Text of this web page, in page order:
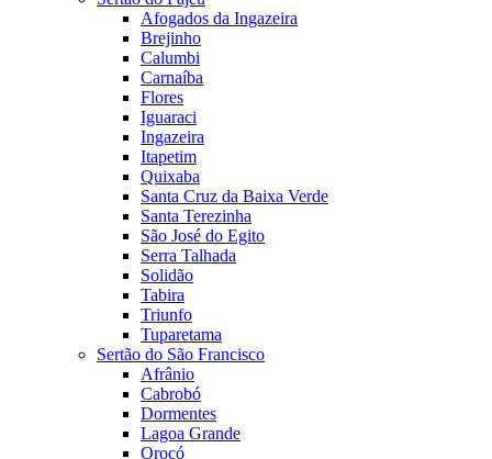
Afogados da Ingazeira
Brejinho
Calumbi
Carnaíba
Flores
Iguaraci
Ingazeira
Itapetim
Quixaba
Santa Cruz da Baixa Verde
Santa Terezinha
São José do Egito
Serra Talhada
Solidão
Tabira
Triunfo
Tuparetama
Sertão do São Francisco
Afrânio
Cabrobó
Dormentes
Lagoa Grande
Orocó